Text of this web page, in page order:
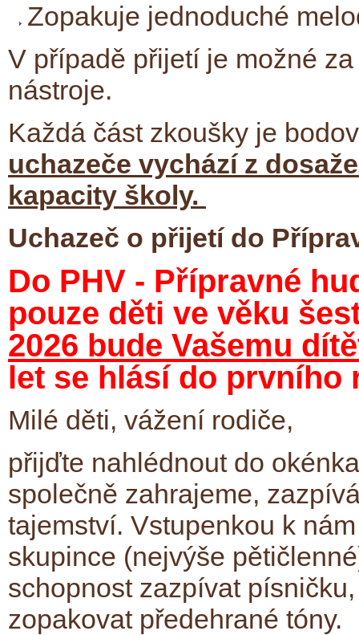
Zopakuje jednoduché
V případě přijetí je možné
nástroje.
Každá část zkoušky je
uchazeče vychází z
kapacity školy.
Uchazeč o přijetí do
Do PHV - Přípravné
pouze děti ve věku
2026 bude Vašemu
let se hlásí do prvního
Milé děti, vážení rodiče,
přijďte nahlédnout do
společně zahrajeme,
tajemství. Vstupenkou k
skupince (nejvýše
schopnost zazpívat
zopakovat předehrané tóny.